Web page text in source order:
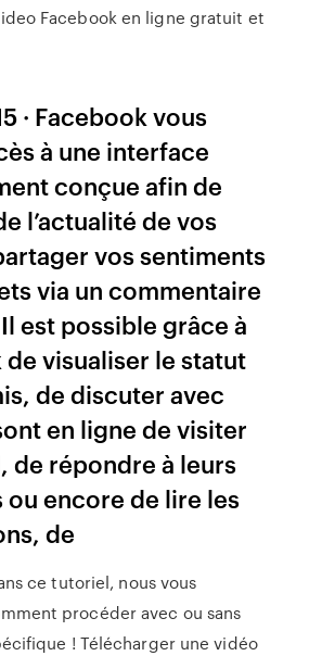
Facebook en ligne gratuit et
· Facebook vous
à une interface
conçue afin de
l’actualité de vos
vos sentiments
via un commentaire
est possible grâce à
de visualiser le statut
de discuter avec
en ligne de visiter
de répondre à leurs
ou encore de lire les
de
ce tutoriel, nous vous
procéder avec ou sans
! Télécharger une vidéo